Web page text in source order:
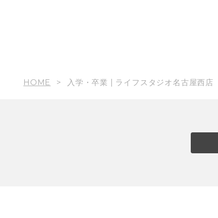
HOME 入学・卒業 | ライフスタジオ名古屋西店